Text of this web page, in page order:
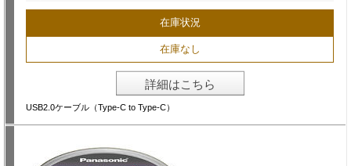
在庫状況
在庫なし
詳細はこちら
USB2.0ケーブル（Type-C to Type-C）